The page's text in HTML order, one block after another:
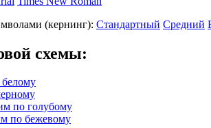
(кернинг): Стандартный Средний
схемы:
по голубому
по бежевому